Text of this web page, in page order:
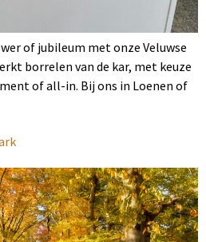
of jubileum met onze Veluwse
borrelen van de kar, met keuze
of all-in. Bij ons in Loenen of